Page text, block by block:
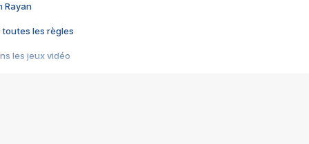
Rayan
toutes les règles
les jeux vidéo